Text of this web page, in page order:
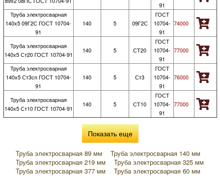
91
Труба электросварная
140х5 09Г2С ГОСТ 10704-
91
140 5 09Г2С
ГОСТ
10704-
91
74000
Труба электросварная
140х5 Ст20 ГОСТ 10704-91
140 5 СТ20
ГОСТ
10704-
91
77000
Труба электросварная
140х5 Ст3сп ГОСТ 10704-
91
140 5 Ст3
ГОСТ
10704-
91
76000
Труба электросварная
140х5 Ст10 ГОСТ 10704-91
140 5 СТ10
ГОСТ
10704-
91
77000
Показать еще
Труба электросварная 89 мм
Труба электросварная 140 мм
Труба электросварная 219 мм
Труба электросварная 325 мм
Труба электросварная 377 мм
Труба электросварная 60 мм